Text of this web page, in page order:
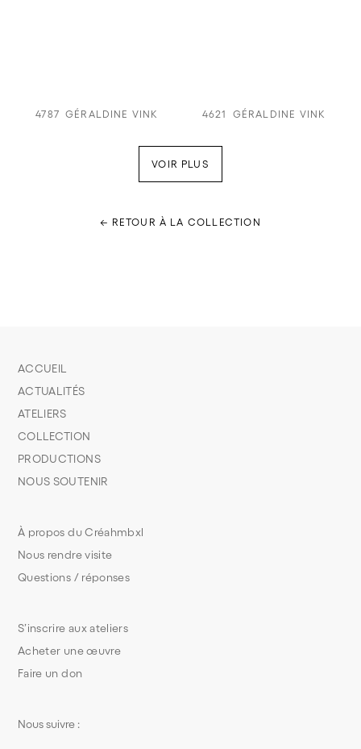
4787 GÉRALDINE VINK 4621 GÉRALDINE VINK
VOIR PLUS
← RETOUR À LA COLLECTION
S’inscrire aux ateliers
Acheter une œuvre
Faire un don
À propos du Créahmbxl
Nous rendre visite
Questions / réponses
ACCUEIL
ACTUALITÉS
ATELIERS
COLLECTION
PRODUCTIONS
NOUS SOUTENIR
Nous suivre :